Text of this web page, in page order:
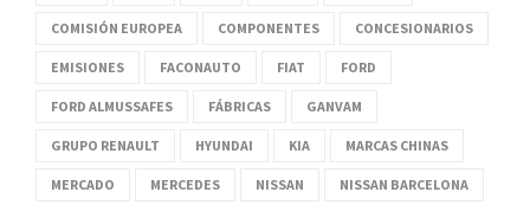
COMISIÓN EUROPEA COMPONENTES CONCESIONARIOS
EMISIONES FACONAUTO FIAT FORD
FORD ALMUSSAFES FÁBRICAS GANVAM
GRUPO RENAULT HYUNDAI KIA MARCAS CHINAS
MERCADO MERCEDES NISSAN NISSAN BARCELONA